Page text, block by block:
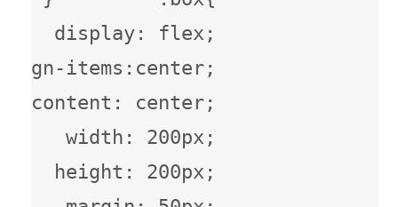
display: flex;
items:center;
content: center;
width: 200px;
height: 200px;